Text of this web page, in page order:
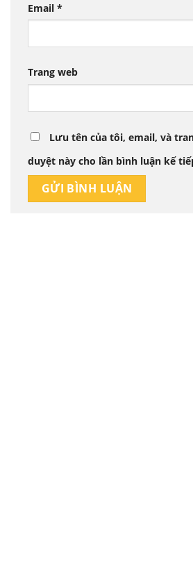
Email *
Trang web
Lưu tên của tôi, email, và
duyệt này cho lần bình luận kế